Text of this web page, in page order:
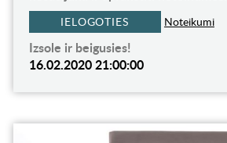
IELOGOTIES Noteikumi
Izsole ir beigusies!
16.02.2020 21:00:00